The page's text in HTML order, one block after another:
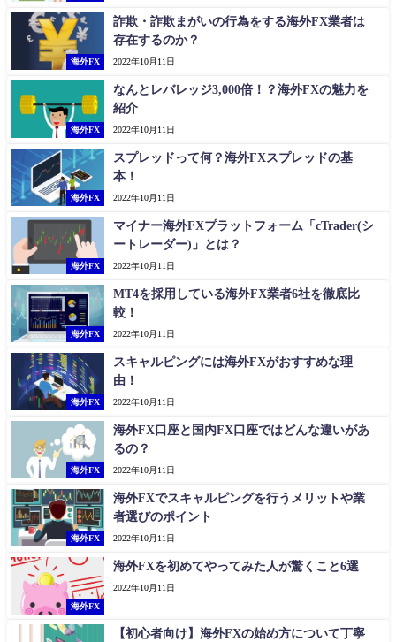
海外FX
詐欺・詐欺まがいの行為をする海外FX業者は
存在するのか？
2022年10月11日
海外FX
なんとレバレッジ3,000倍！？海外FXの魅力を
紹介
2022年10月11日
海外FX
スプレッドって何？海外FXスプレッドの基
本！
2022年10月11日
海外FX
マイナー海外FXプラットフォーム「cTrader(シ
ートレーダー)」とは？
2022年10月11日
海外FX
MT4を採用している海外FX業者6社を徹底比
較！
2022年10月11日
海外FX
スキャルピングには海外FXがおすすめな理
由！
2022年10月11日
海外FX
海外FX口座と国内FX口座ではどんな違いがあ
るの？
2022年10月11日
海外FX
海外FXでスキャルピングを行うメリットや業
者選びのポイント
2022年10月11日
海外FX
海外FXを初めてやってみた人が驚くこと6選
2022年10月11日
【初心者向け】海外FXの始め方について丁寧